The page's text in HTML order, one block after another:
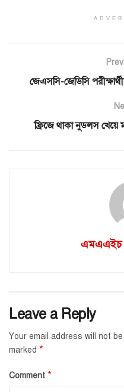
জেএসসি-জেডিসি
ফ্রিজে থাকা নুডলস
এমএএইচ
Leave a Reply
Your email address will not
marked *
Comment *